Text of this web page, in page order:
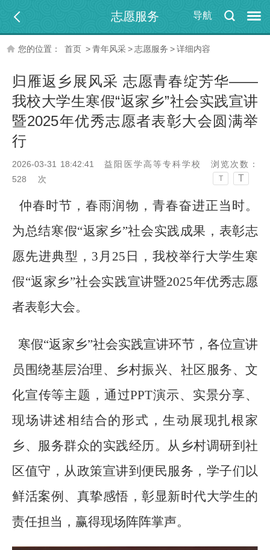
导航
志愿服务
您的位置： 首页 >青年风采>志愿服务 >详细内容
归雁返乡展风采 志愿青春绽芳华——
我校大学生寒假“返家乡”社会实践宣讲
暨2025年优秀志愿者表彰大会圆满举
行
2026-03-31 18:42:41 益阳医学高等专科学校
浏览次数：
528
次 T T
仲春时节，春雨润物，青春奋进正当时。
为总结寒假“返家乡”社会实践成果，表彰志
愿先进典型，3月25日，我校举行大学生寒
假“返家乡”社会实践宣讲暨2025年优秀志愿
者表彰大会。
寒假“返家乡”社会实践宣讲环节，各位宣讲
员围绕基层治理、乡村振兴、社区服务、文
化宣传等主题，通过PPT演示、实景分享、
现场讲述相结合的形式，生动展现扎根家
乡、服务群众的实践经历。从乡村调研到社
区值守，从政策宣讲到便民服务，学子们以
鲜活案例、真挚感悟，彰显新时代大学生的
责任担当，赢得现场阵阵掌声。